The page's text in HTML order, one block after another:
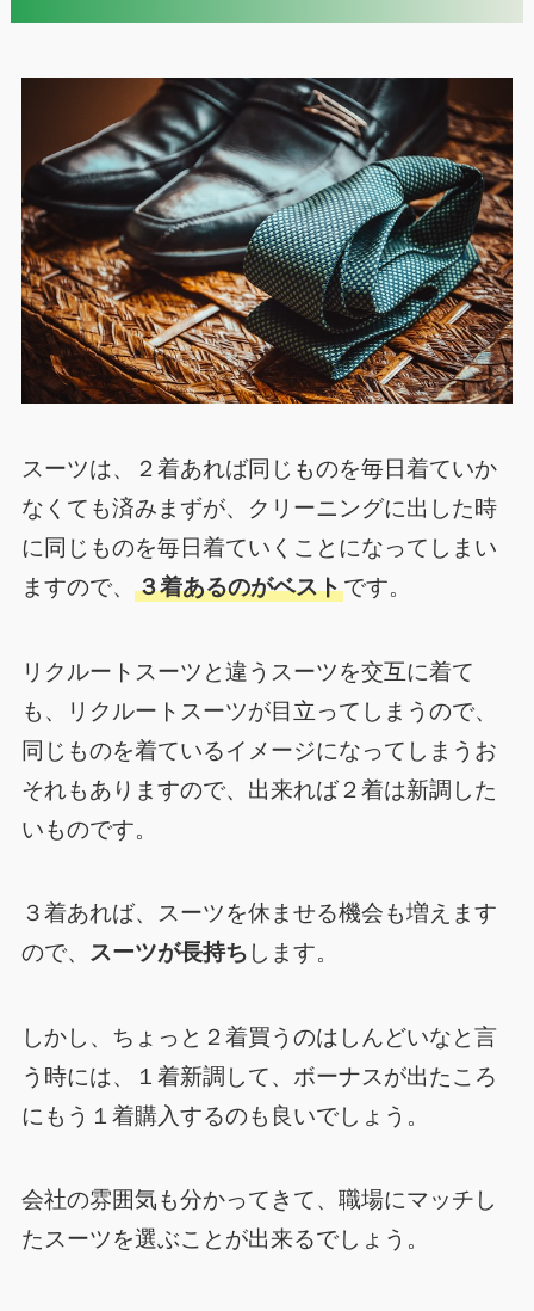
スーツは、２着あれば同じものを毎日着ていか
なくても済みまずが、クリーニングに出した時
に同じものを毎日着ていくことになってしまい
ますので、 ３着あるのがベストです。
リクルートスーツと違うスーツを交互に着て
も、リクルートスーツが目立ってしまうので、
同じものを着ているイメージになってしまうお
それもありますので、出来れば２着は新調した
いものです。
３着あれば、スーツを休ませる機会も増えます
ので、 スーツが長持ち します。
しかし、ちょっと２着買うのはしんどいなと言
う時には、１着新調して、ボーナスが出たころ
にもう１着購入するのも良いでしょう。
会社の雰囲気も分かってきて、職場にマッチし
たスーツを選ぶことが出来るでしょう。